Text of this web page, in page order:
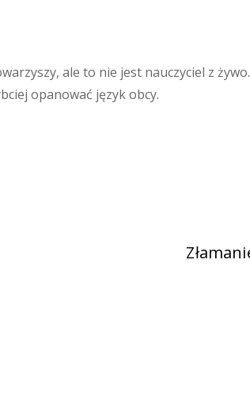
ale to nie jest nauczyciel z
opanować język obcy.